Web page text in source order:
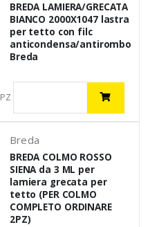
BREDA LAMIERA/GRECATA
BIANCO 2000X1047 lastra
per tetto con filc
anticondensa/antirombo
Breda
PZ
Breda
BREDA COLMO ROSSO
SIENA da 3 ML per
lamiera grecata per
tetto (PER COLMO
COMPLETO ORDINARE
2PZ)